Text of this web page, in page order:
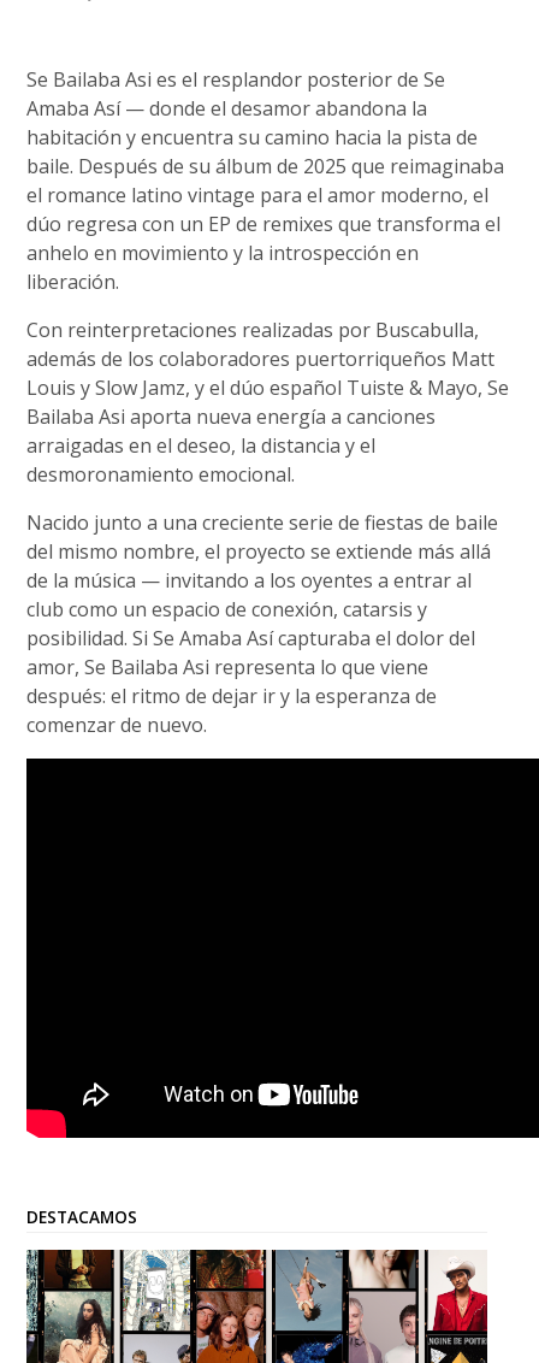
Se Bailaba Asi es el resplandor posterior de Se
Amaba Así — donde el desamor abandona la
habitación y encuentra su camino hacia la pista de
baile. Después de su álbum de 2025 que reimaginaba
el romance latino vintage para el amor moderno, el
dúo regresa con un EP de remixes que transforma el
anhelo en movimiento y la introspección en
liberación.
Con reinterpretaciones realizadas por Buscabulla,
además de los colaboradores puertorriqueños Matt
Louis y Slow Jamz, y el dúo español Tuiste & Mayo, Se
Bailaba Asi aporta nueva energía a canciones
arraigadas en el deseo, la distancia y el
desmoronamiento emocional.
Nacido junto a una creciente serie de fiestas de baile
del mismo nombre, el proyecto se extiende más allá
de la música — invitando a los oyentes a entrar al
club como un espacio de conexión, catarsis y
posibilidad. Si Se Amaba Así capturaba el dolor del
amor, Se Bailaba Asi representa lo que viene
después: el ritmo de dejar ir y la esperanza de
comenzar de nuevo.
DESTACAMOS